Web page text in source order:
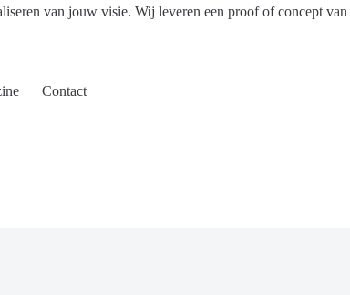
van jouw visie. Wij leveren een proof of concept
Contact